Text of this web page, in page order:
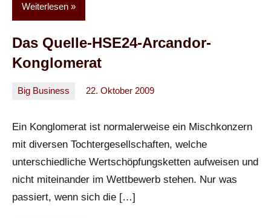
Weiterlesen
Das Quelle-HSE24-Arcandor-
Konglomerat
Big Business 22. Oktober 2009
Oliver
Ein Konglomerat ist normalerweise ein Mischkonzern
mit diversen Tochtergesellschaften, welche
unterschiedliche Wertschöpfungsketten aufweisen und
nicht miteinander im Wettbewerb stehen. Nur was
passiert, wenn sich die […]